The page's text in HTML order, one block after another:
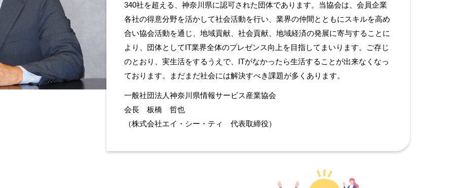
340社を超える、神奈川県に認可された団体であります。当協会は、会員企業
各社の得意分野を活かして社会活動を行い、業界の仲間とともにスキルを高め
合い協会活動を通じ、地域貢献、社会貢献、地域経済の発展に寄与することに
より、団体としてIT業界全体のプレゼンス向上を目指してまいります。ご存じ
のとおり、実生活をするうえで、ITがなかったら生活することが出来なくなっ
ております。まだまだ社会には解決すべき課題が多くあります。
一般社団法人神奈川県情報サービス産業協会
会長 板橋 哲也
（株式会社エイ・シー・ティ 代表取締役）